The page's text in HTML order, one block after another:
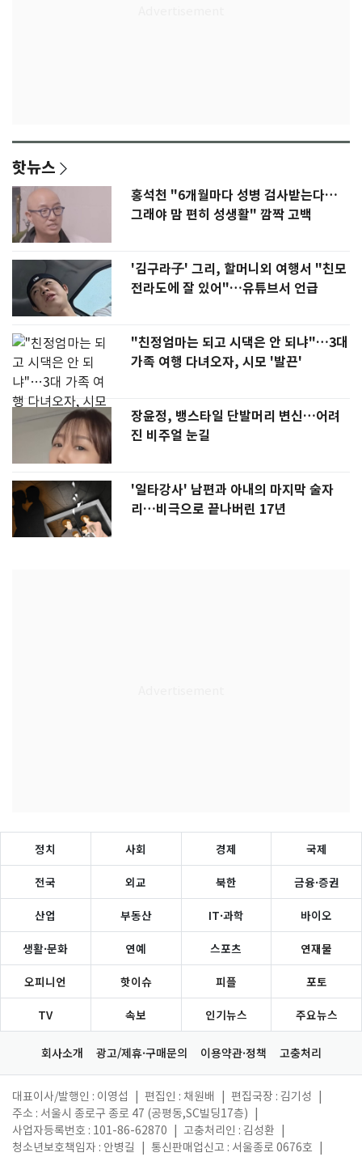
핫뉴스
홍석천 "6개월마다 성병 검사받는다…
그래야 맘 편히 성생활" 깜짝 고백
'김구라子' 그리, 할머니외 여행서 "친모
전라도에 잘 있어"…유튜브서 언급
"친정엄마는 되고 시댁은 안 되냐"…3대
가족 여행 다녀오자, 시모 '발끈'
장윤정, 뱅스타일 단발머리 변신…어려
진 비주얼 눈길
'일타강사' 남편과 아내의 마지막 술자
리…비극으로 끝나버린 17년
정치 사회 경제 국제
전국 외교 북한 금융·증권
산업 부동산 IT·과학 바이오
생활·문화 연예 스포츠 연재물
오피니언 핫이슈 피플 포토
TV 속보 인기뉴스 주요뉴스
회사소개 광고/제휴·구매문의 이용약관·정책 고충처리
대표이사/발행인 : 이영섭 편집인 : 채원배 편집국장 : 김기성
주소 : 서울시 종로구 종로 47 (공평동,SC빌딩17층)
사업자등록번호 : 101-86-62870
고충처리인 : 김성환
청소년보호책임자 : 안병길
통신판매업신고 : 서울종로 0676호